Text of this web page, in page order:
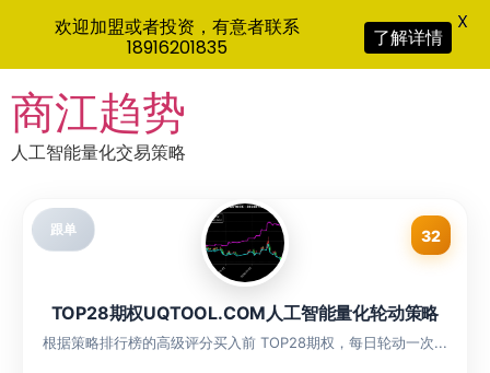
to
content
商江趋势
人工智能量化交易策略
跟单 32
TOP28期权UQTOOL.COM人工智能量化轮动策略
根据策略排行榜的高级评分买入前 TOP28期权，每日轮动一次...
欢迎加盟或者投资，有意者联系
18916201835
了解详情
X